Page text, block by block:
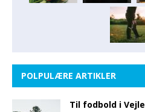
POLPULÆRE ARTIKLER
Til fodbold i Vejle